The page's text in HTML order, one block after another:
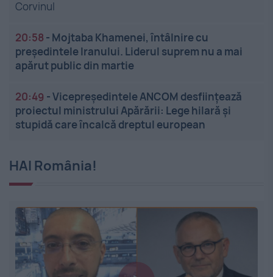
Corvinul
20:58 - Mojtaba Khamenei, întâlnire cu
președintele Iranului. Liderul suprem nu a mai
apărut public din martie
20:49 -Vicepreședintele ANCOM desființează
proiectul ministrului Apărării: Lege hilară și
stupidă care încalcă dreptul european
HAI România!